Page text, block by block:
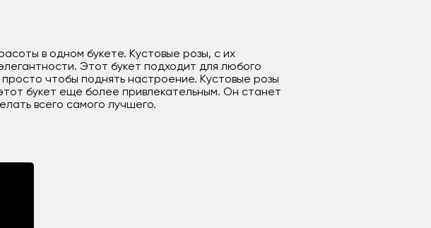
в одном букете. Кустовые розы, с их
Этот букет подходит для любого
чтобы поднять настроение. Кустовые розы
букет еще более привлекательным. Он станет
всего самого лучшего.